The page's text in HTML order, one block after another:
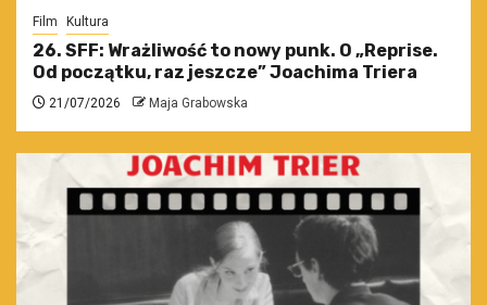
Film Kultura
26. SFF: Wrażliwość to nowy punk. O „Reprise.
Od początku, raz jeszcze” Joachima Triera
21/07/2026 Maja Grabowska